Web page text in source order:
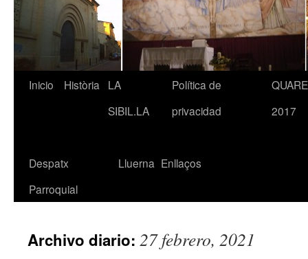
Inicio Història
LA
SIBIL.LA
Política de
privacidad
2017
Despatx
Parroquial
Lluerna Enllaços
Archivo diario: 27 febrero, 2021